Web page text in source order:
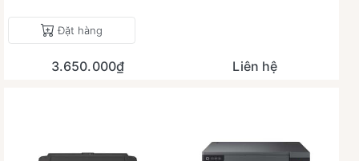
Đặt hàng
3.650.000₫ Liên hệ